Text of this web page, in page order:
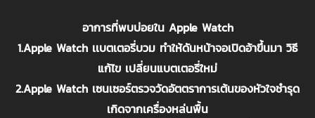
อาการที่พบบ่อยใน Apple Watch
1.Apple Watch เเบตเตอรี่บวม ทำให้ดันหน้าจอเปิดอ้าขึ้นมา วิธี
แก้ไข เปลี่ยนแบตเตอรี่ใหม่
2.Apple Watch เซนเซอร์ตรวจวัดอัตตราการเต้นของหัวใจชำรุด
เกิดจากเครื่องหล่นพื้น